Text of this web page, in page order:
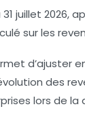
juillet 2026,
sur les
d’ajuster
des
lors de la